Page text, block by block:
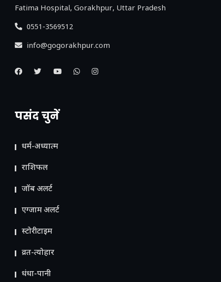
Fatima Hospital, Gorakhpur, Uttar Pradesh
0551-3569512
info@gogorakhpur.com
पसंद चुनें
धर्म-अध्यात्म
राशिफल
जॉब अलर्ट
एग्जाम अलर्ट
स्टोरीटाइम
व्रत-त्योहार
धंधा-पानी